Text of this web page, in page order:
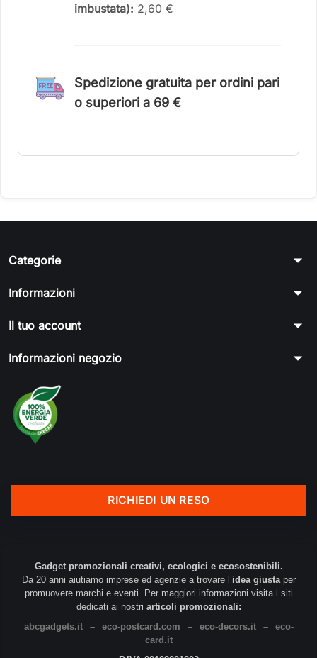
imbustata): 2,60 €
Spedizione gratuita per ordini pari
o superiori a 69 €
Categorie arrow_drop_down
Informazioni arrow_drop_down
Il tuo account arrow_drop_down
Informazioni negozio arrow_drop_down
RICHIEDI UN RESO
Gadget promozionali creativi, ecologici e ecosostenibili.
Da 20 anni aiutiamo imprese ed agenzie a trovare l’idea giustaper
promuovere marchi e eventi. Per maggiori informazioni visita i siti
dedicati ai nostri articoli promozionali:
abcgadgets.it
– eco-postcard.com – eco-decors.it –
eco-
card.it